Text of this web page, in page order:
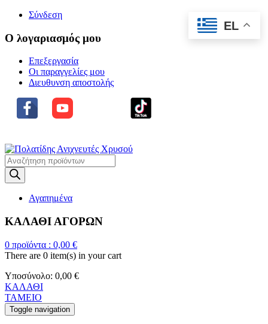
Σύνδεση
Ο λογαριασμός μου
Επεξεργασία
Οι παραγγελίες μου
Διευθυνση αποστολής
Products
search
Αγαπημένα
ΚΑΛΑΘΙ ΑΓΟΡΩΝ
0 προϊόντα : 0,00 €
There are 0 item(s) in your cart
Υποσύνολο: 0,00 €
ΚΑΛΑΘΙ
ΤΑΜΕΙΟ
Toggle navigation
EL